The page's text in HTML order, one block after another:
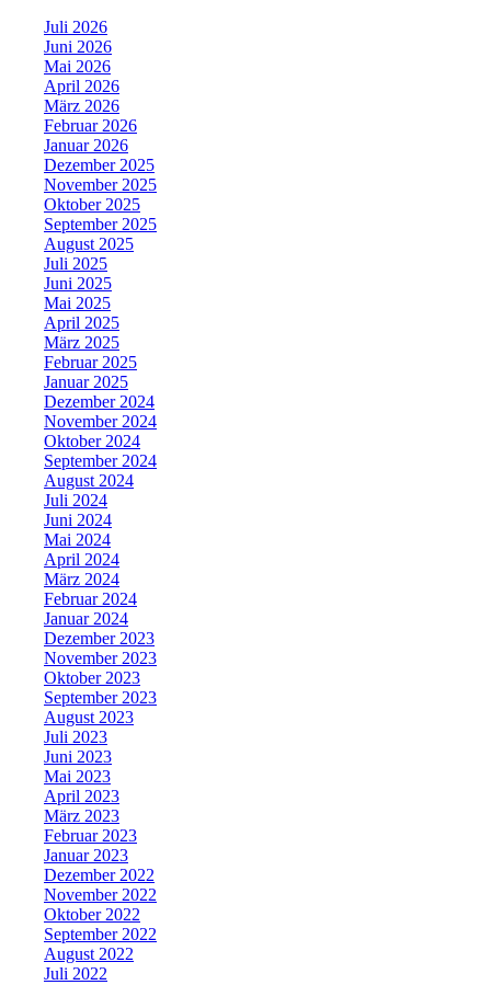
Juli 2026
Juni 2026
Mai 2026
April 2026
März 2026
Februar 2026
Januar 2026
Dezember 2025
November 2025
Oktober 2025
September 2025
August 2025
Juli 2025
Juni 2025
Mai 2025
April 2025
März 2025
Februar 2025
Januar 2025
Dezember 2024
November 2024
Oktober 2024
September 2024
August 2024
Juli 2024
Juni 2024
Mai 2024
April 2024
März 2024
Februar 2024
Januar 2024
Dezember 2023
November 2023
Oktober 2023
September 2023
August 2023
Juli 2023
Juni 2023
Mai 2023
April 2023
März 2023
Februar 2023
Januar 2023
Dezember 2022
November 2022
Oktober 2022
September 2022
August 2022
Juli 2022